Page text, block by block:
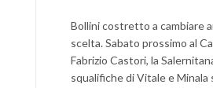
Bollini costretto a cambiare
scelta. Sabato prossimo al
Fabrizio Castori, la
squalifiche di Vitale e Minala